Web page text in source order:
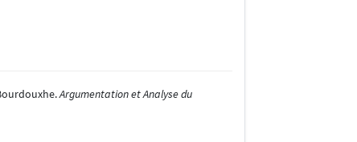
Argumentation et Analyse du